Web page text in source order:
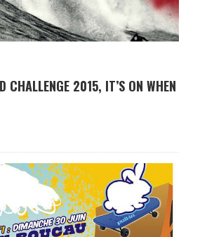
CHALLENGE 2015, IT’S ON WHEN